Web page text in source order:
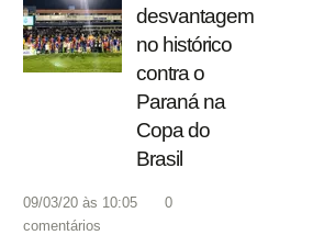
desvantagem
no histórico
contra o
Paraná na
Copa do
Brasil
09/03/20 às 10:05
0
comentários